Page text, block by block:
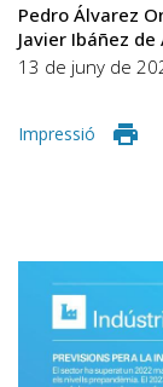
Pedro Álvarez
Javier Ibáñez
13 de juny de
Impressió